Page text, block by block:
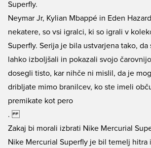
Superfly.
Neymar Jr, Kylian Mbappé in Eden
nekatere, so vsi igralci, ki so igrali v
Superfly. Serija je bila ustvarjena tako, da
lahko izboljšali in pokazali svojo
dosegli tisto, kar nihče ni mislil, da je
dribljate mimo branilcev, ko ste imeli
premikate kot pero
.
Zakaj bi morali izbrati Nike Mercurial
Nike Mercurial Superfly je bil temelj hitra